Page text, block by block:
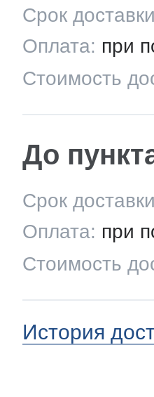
Срок
Оплата: при
Стоимость
До
Срок
Оплата: при
Стоимость
История